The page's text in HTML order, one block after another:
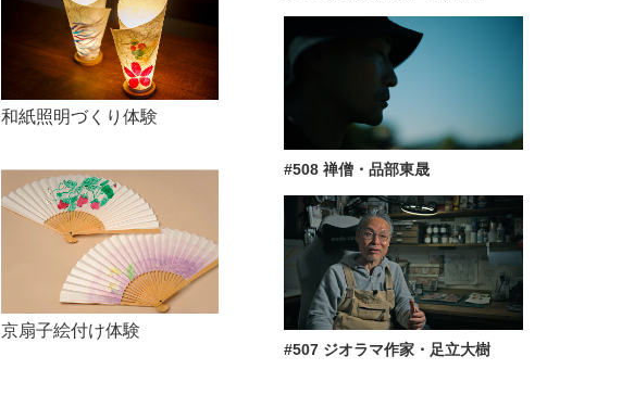
和紙照明づくり体験
京扇子絵付け体験
#508 禅僧・品部東晟
#507 ジオラマ作家・足立大樹